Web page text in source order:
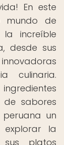
En este
mundo de
la increíble
desde sus
culinaria.
sabores
un
explorar la
platos